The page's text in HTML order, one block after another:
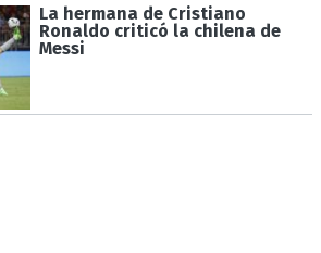
La hermana de Cristiano
Ronaldo criticó la chilena de
Messi